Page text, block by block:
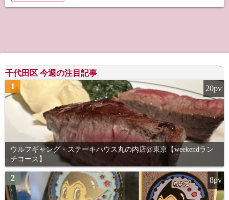
千代田区 今週の注目記事
1
ウルフギャング・ステーキハウス丸の内店@東京【weekendラン
チコース】
20pv
2 8pv